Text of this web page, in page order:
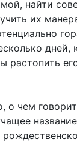
найти
их
дней,
растопить
о чем говорит